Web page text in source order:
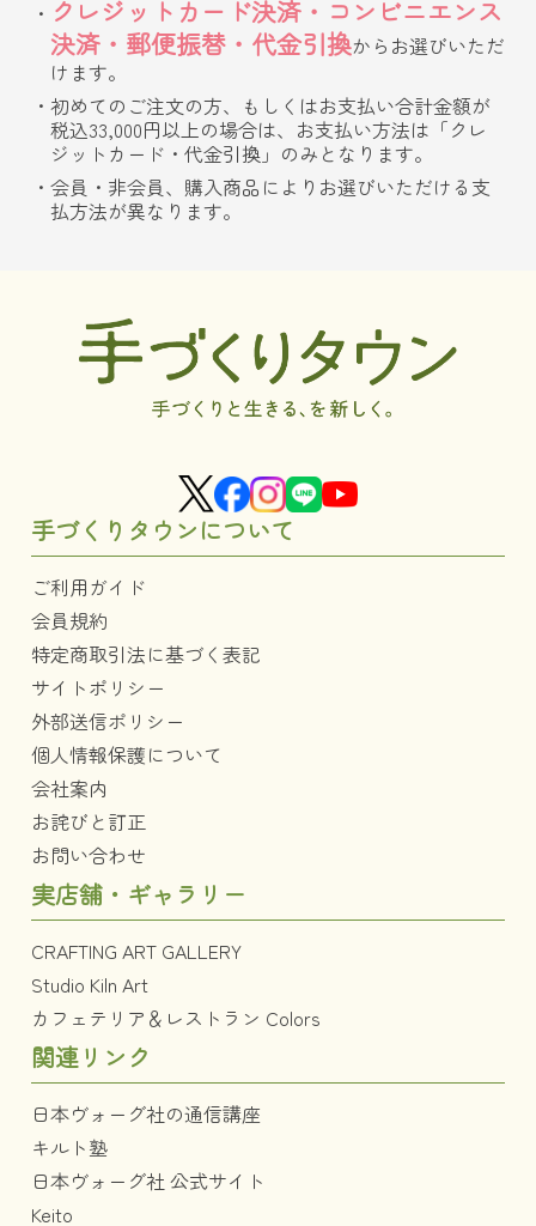
クレジットカード決済・コンビニエンス
決済・郵便振替・代金引換からお選びいただ
けます。
初めてのご注文の方、もしくはお支払い合計金額が
税込33,000円以上の場合は、お支払い方法は「クレ
ジットカード・代金引換」のみとなります。
会員・非会員、購入商品によりお選びいただける支
払方法が異なります。
手づくりタウンについて
ご利用ガイド
会員規約
特定商取引法に基づく表記
サイトポリシー
外部送信ポリシー
個人情報保護について
会社案内
お詫びと訂正
お問い合わせ
実店舗・ギャラリー
CRAFTING ART GALLERY
Studio Kiln Art
カフェテリア＆レストラン Colors
関連リンク
日本ヴォーグ社の通信講座
キルト塾
日本ヴォーグ社 公式サイト
Keito